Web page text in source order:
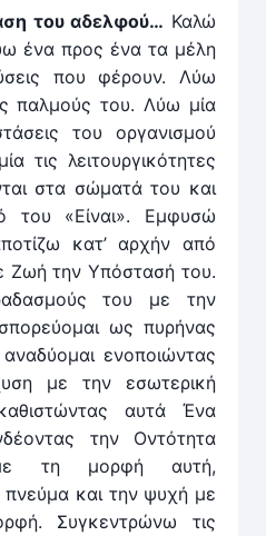
του αδελφού… Καλώ
ένα προς ένα τα μέλη
που φέρουν. Λύω
παλμούς του. Λύω μία
του οργανισμού
τις λειτουργικότητες
στα σώματά του και
του «Είναι». Εμφυσώ
κατ’ αρχήν από
Ζωή την Υπόστασή του.
του με την
ως πυρήνας
ενοποιώντας
με την εσωτερική
αυτά Ένα
την Οντότητα
τη μορφή αυτή,
και την ψυχή με
Συγκεντρώνω τις